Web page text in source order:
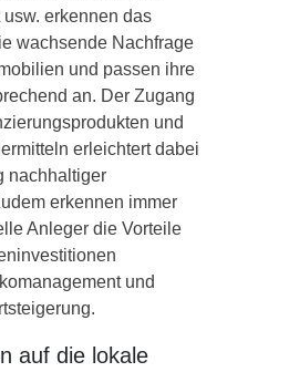
erkennen das
wachsende Nachfrage
und passen ihre
an. Der Zugang
und
erleichtert dabei
nachhaltiger
erkennen immer
Anleger die Vorteile
und
auf die lokale